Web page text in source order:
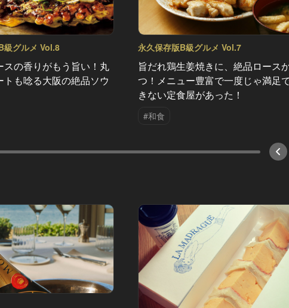
級グルメ Vol.8
スの香りがもう旨い！丸
トも唸る大阪の絶品ソウ
永久保存版B級グルメ Vol.7
旨だれ鶏生姜焼きに、絶品ロース
つ！メニュー豊富で一度じゃ満足
きない定食屋があった！
#和食